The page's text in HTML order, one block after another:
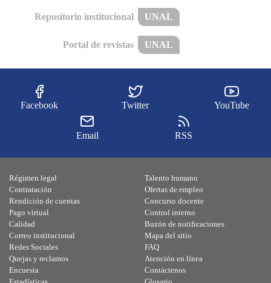
Repositorio institucional UNAL
Portal de revistas UNAL
Facebook Twitter YouTube
Email RSS
Régimen legal
Contratación
Rendición de cuentas
Pago virtual
Calidad
Talento humano
Ofertas de empleo
Concurso docente
Control interno
Buzón de notificaciones
Correo institucional
Redes Sociales
Quejas y reclamos
Encuesta
Mapa del sitio
FAQ
Atención en línea
Contáctenos